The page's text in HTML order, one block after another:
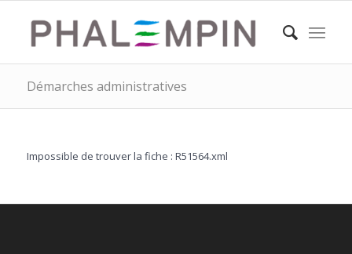
Démarches administratives
Impossible de trouver la fiche : R51564.xml